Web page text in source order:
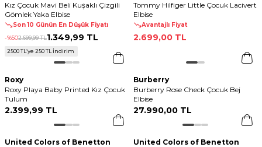
Kız Çocuk Mavi Beli Kuşaklı Çizgili
Gömlek Yaka Elbise
Son 10 Günün En Düşük Fiyatı
-%502.699,99 TL1.349,99 TL
2500 TL’ye 250 TL İndirim
Tommy Hilfiger Little Çocuk Lacivert
Elbise
Avantajlı Fiyat
2.699,00 TL
Roxy
Roxy Playa Baby Printed Kız Çocuk
Tulum
2.399,99 TL
Burberry
Burberry Rose Check Çocuk Bej
Elbise
27.990,00 TL
United Colors of Benetton
United Colors of Benetton